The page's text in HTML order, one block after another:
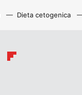
Dieta cetogenica